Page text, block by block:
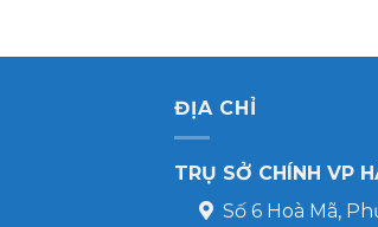
ĐỊA CHỈ
TRỤ SỞ CHÍNH VP
Số 6 Hoà Mã,